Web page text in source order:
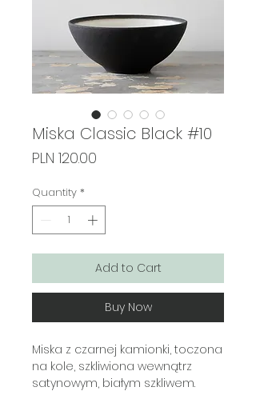
Miska Classic Black #10
PLN 120.00
Quantity *
Add to Cart
Buy Now
Miska z czarnej kamionki, toczona
na kole, szkliwiona wewnątrz
satynowym, białym szkliwem.